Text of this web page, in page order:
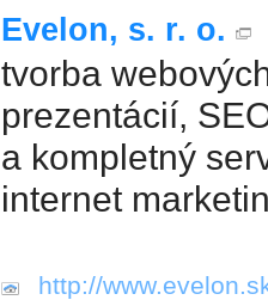
Evelon, s. r. o.
tvorba
prezentácií,
a kompletný
internet
http://